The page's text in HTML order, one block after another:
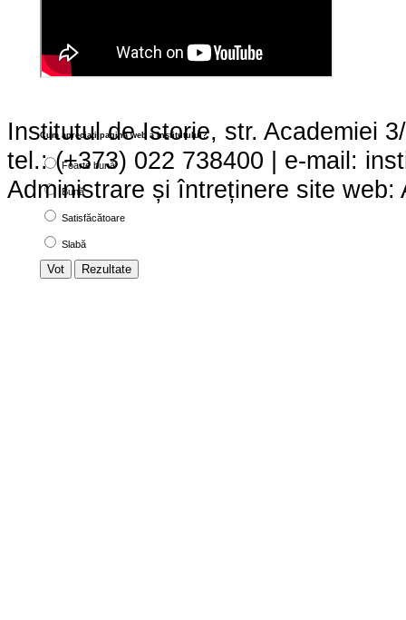
Cum apreciaţi pagina web a institutului?
Foarte bună
Bună
Satisfăcătoare
Slabă
Institutul de Istorie, str. Academiei
tel.: (+373) 022 738400 | e-mail:
Administrare și întreținere site web: